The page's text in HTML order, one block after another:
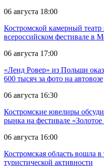
06 августа 18:00
Костромской камерный
всероссийском фестивале в
06 августа 17:00
«Ленд Ровер» из Польши
600 тысяч за фото на автовозе
06 августа 16:30
Костромские ювелиры
рынка на фестивале «Золотое
06 августа 16:00
Костромская область вошла
туристической активности